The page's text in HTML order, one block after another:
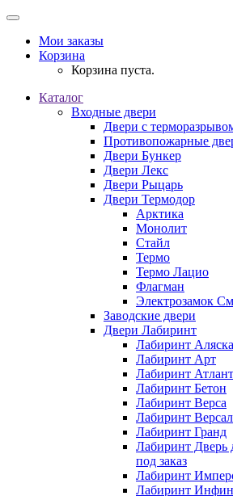
Мои заказы
Корзина
Корзина пуста.
Каталог
Входные двери
Двери с
Противопожарные
Двери Бункер
Двери Лекс
Двери Рыцарь
Двери Термодор
Арктика
Монолит
Стайл
Термо
Термо Лацио
Флагман
Электрозамок
Заводские двери
Двери Лабиринт
Лабиринт
Лабиринт Арт
Лабиринт
Лабиринт Бетон
Лабиринт Верса
Лабиринт
Лабиринт Гранд
Лабиринт Дверь
под заказ
Лабиринт
Лабиринт